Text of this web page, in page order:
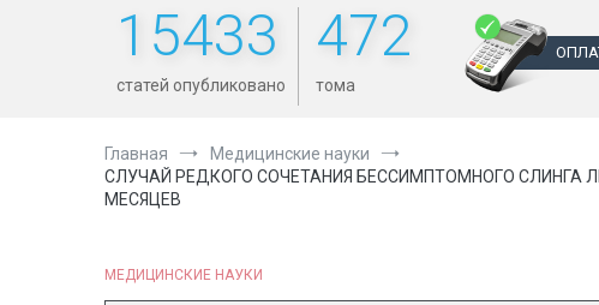
15433
статей опубликовано
472
тома
Главная
Медицинские науки
СЛУЧАЙ РЕДКОГО СОЧЕТАНИЯ БЕССИМПТОМНОГО СЛИНГА
МЕСЯЦЕВ
МЕДИЦИНСКИЕ НАУКИ